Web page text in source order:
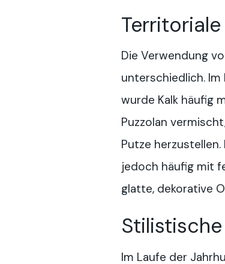
Die Verwendung
unterschiedlich.
wurde Kalk häufig
Puzzolan
Putze
jedoch häufig mit
glatte, dekorative
Im Laufe der